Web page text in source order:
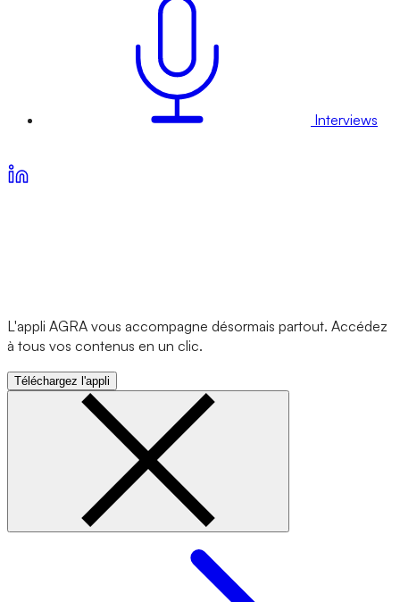
Interviews
L'appli AGRA vous accompagne désormais partout. Accédez
à tous vos contenus en un clic.
Téléchargez l'appli